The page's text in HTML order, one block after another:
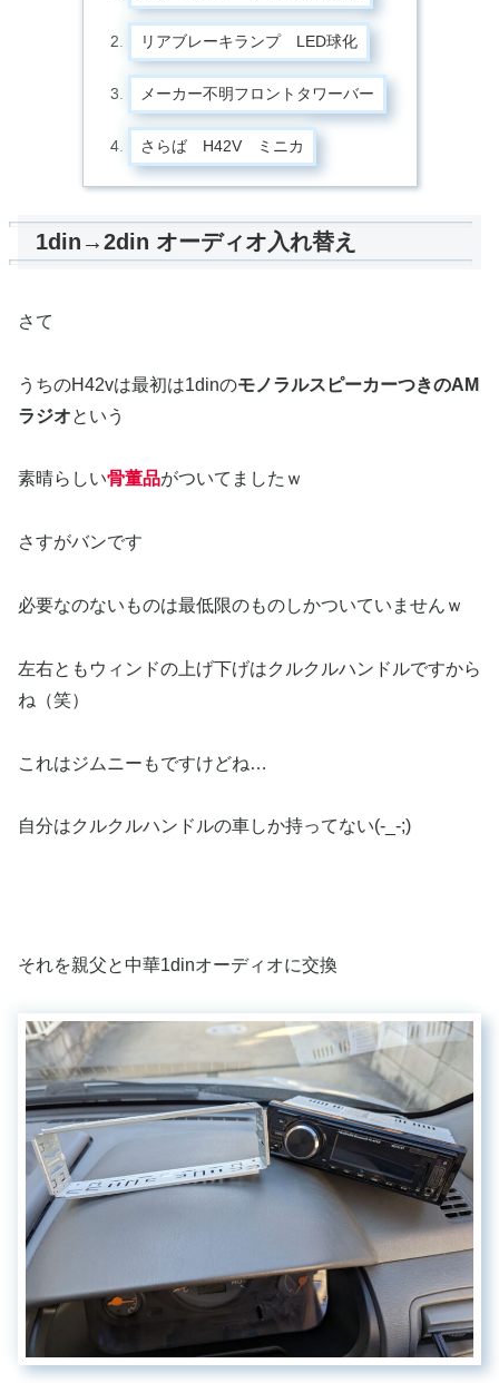
リアブレーキランプ LED球化
メーカー不明フロントタワーバー
さらば H42V ミニカ
1din→2din オーディオ入れ替え
さて
うちのH42vは最初は1dinのモノラルスピーカーつきのAM
ラジオという
素晴らしい骨董品がついてましたｗ
さすがバンです
必要なのないものは最低限のものしかついていませんｗ
左右ともウィンドの上げ下げはクルクルハンドルですから
ね（笑）
これはジムニーもですけどね…
自分はクルクルハンドルの車しか持ってない(-_-;)
それを親父と中華1dinオーディオに交換